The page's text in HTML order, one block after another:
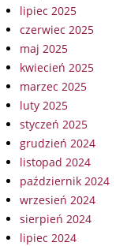
lipiec 2025
czerwiec 2025
maj 2025
kwiecień 2025
marzec 2025
luty 2025
styczeń 2025
grudzień 2024
listopad 2024
październik 2024
wrzesień 2024
sierpień 2024
lipiec 2024